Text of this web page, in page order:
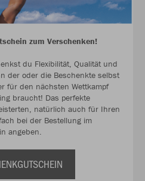
zum Verschenken!
du Flexibilität, Qualität und
der oder die Beschenkte selbst
für den nächsten Wettkampf
braucht! Das perfekte
natürlich auch für Ihren
bei der Bestellung im
angeben.